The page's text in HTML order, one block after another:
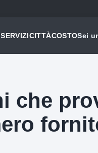
SERVIZICITTÀCOSTOSei
che